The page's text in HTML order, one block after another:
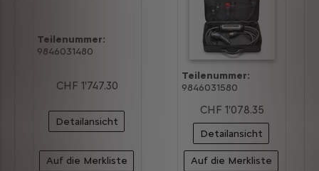
Teilenummer:
9846031480
CHF 1'747.30
Detailansicht
Auf die Merkliste
Teilenummer:
9846031580
CHF 1'078.35
Detailansicht
Auf die Merkliste